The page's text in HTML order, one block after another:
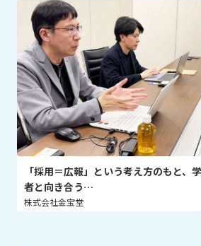
「採用＝広報」という考え方のもと、
者と向き合う…
株式会社金宝堂